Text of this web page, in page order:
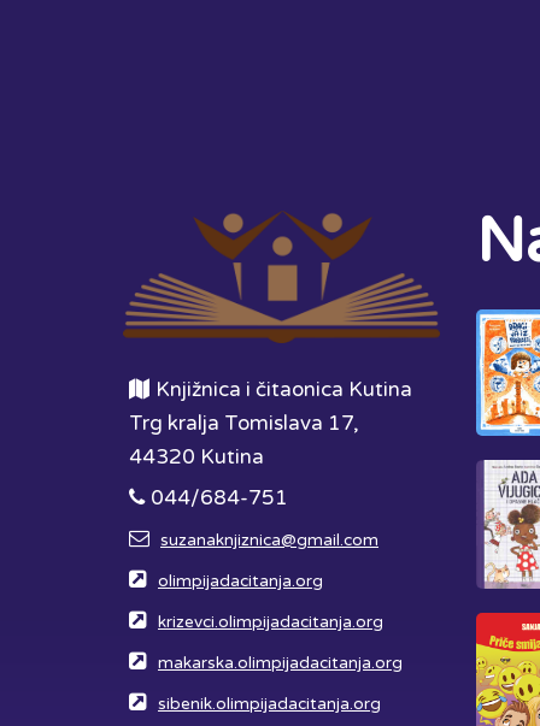
Knjižnica i čitaonica Kutina
Trg kralja Tomislava 17,
44320 Kutina
044/684-751
suzanaknjiznica@gmail.com
olimpijadacitanja.org
krizevci.olimpijadacitanja.org
makarska.olimpijadacitanja.org
sibenik.olimpijadacitanja.org